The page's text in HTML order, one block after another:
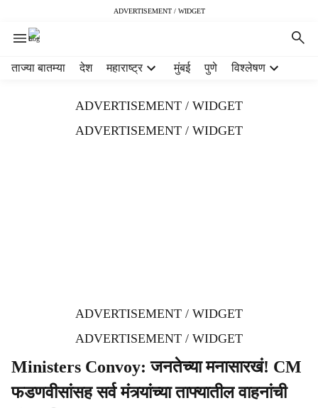
ADVERTISEMENT / WIDGET
ताज्या बातम्या देश महाराष्ट्र मुंबई पुणे विश्लेषण
ADVERTISEMENT / WIDGET
ADVERTISEMENT / WIDGET
ADVERTISEMENT / WIDGET
ADVERTISEMENT / WIDGET
Ministers Convoy: जनतेच्या मनासारखं! CM
फडणवीसांसह सर्व मंत्र्यांच्या ताफ्यातील वाहनांची